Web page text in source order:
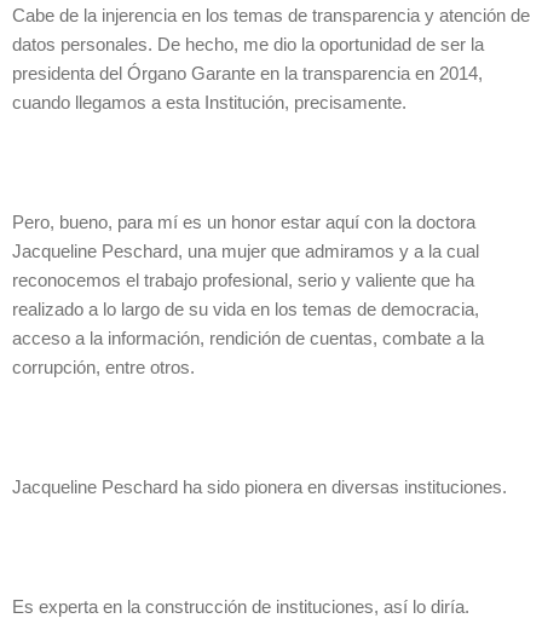
Cabe de la injerencia en los temas de transparencia y atención de
datos personales. De hecho, me dio la oportunidad de ser la
presidenta del Órgano Garante en la transparencia en 2014,
cuando llegamos a esta Institución, precisamente.
Pero, bueno, para mí es un honor estar aquí con la doctora
Jacqueline Peschard, una mujer que admiramos y a la cual
reconocemos el trabajo profesional, serio y valiente que ha
realizado a lo largo de su vida en los temas de democracia,
acceso a la información, rendición de cuentas, combate a la
corrupción, entre otros.
Jacqueline Peschard ha sido pionera en diversas instituciones.
Es experta en la construcción de instituciones, así lo diría.